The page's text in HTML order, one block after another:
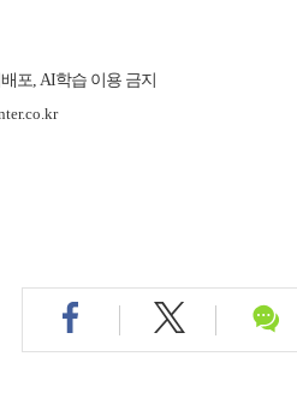
포, AI학습 이용 금지